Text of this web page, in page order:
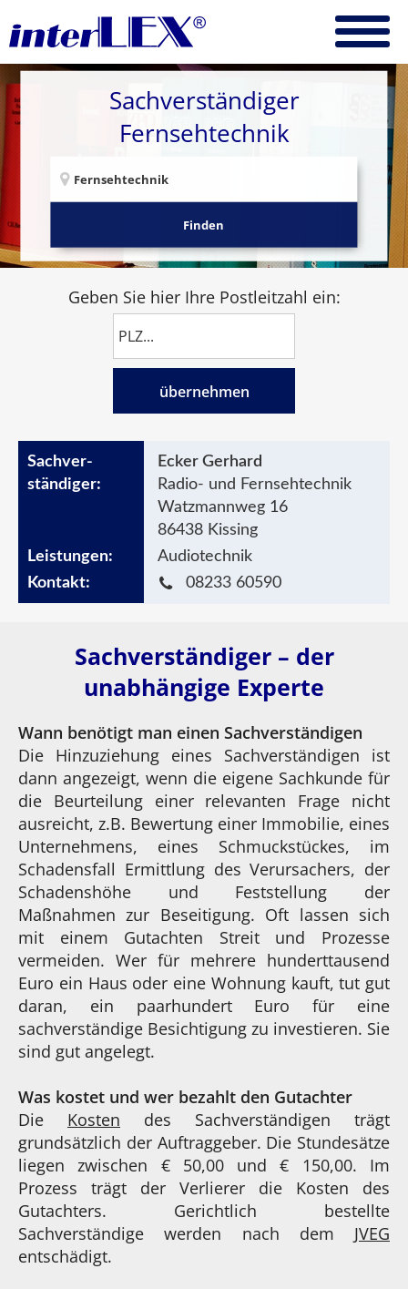
Sachverständiger
Fernsehtechnik
Finden
Geben Sie hier Ihre Postleitzahl ein:
übernehmen
Ecker Gerhard
Radio- und Fernsehtechnik
Watzmannweg 16
86438 Kissing
Audiotechnik
08233 60590
Sachverständiger – der
unabhängige Experte
Wann benötigt man einen Sachverständigen
Die Hinzuziehung eines Sachverständigen ist
dann angezeigt, wenn die eigene Sachkunde für
die Beurteilung einer relevanten Frage nicht
ausreicht, z.B. Bewertung einer Immobilie, eines
Unternehmens, eines Schmuckstückes, im
Schadensfall Ermittlung des Verursachers, der
Schadenshöhe und Feststellung der
Maßnahmen zur Beseitigung. Oft lassen sich
mit einem Gutachten Streit und Prozesse
vermeiden. Wer für mehrere hunderttausend
Euro ein Haus oder eine Wohnung kauft, tut gut
daran, ein paarhundert Euro für eine
sachverständige Besichtigung zu investieren. Sie
sind gut angelegt.
Was kostet und wer bezahlt den Gutachter
Die Kosten des Sachverständigen trägt
grundsätzlich der Auftraggeber. Die Stundesätze
liegen zwischen € 50,00 und € 150,00. Im
Prozess trägt der Verlierer die Kosten des
Gutachters. Gerichtlich bestellte
Sachverständige werden nach dem JVEG
entschädigt.